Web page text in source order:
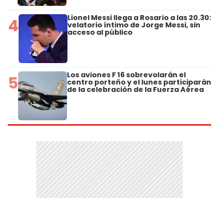
4 Lionel Messi llega a Rosario a las 20.30:
velatorio íntimo de Jorge Messi, sin
acceso al público
5 Los aviones F 16 sobrevolarán el
centro porteño y el lunes participarán
de la celebración de la Fuerza Aérea